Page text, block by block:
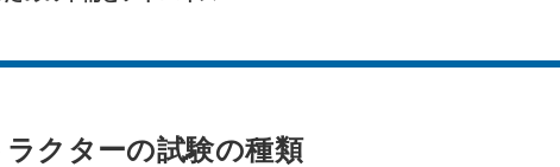
クターの試験の種類